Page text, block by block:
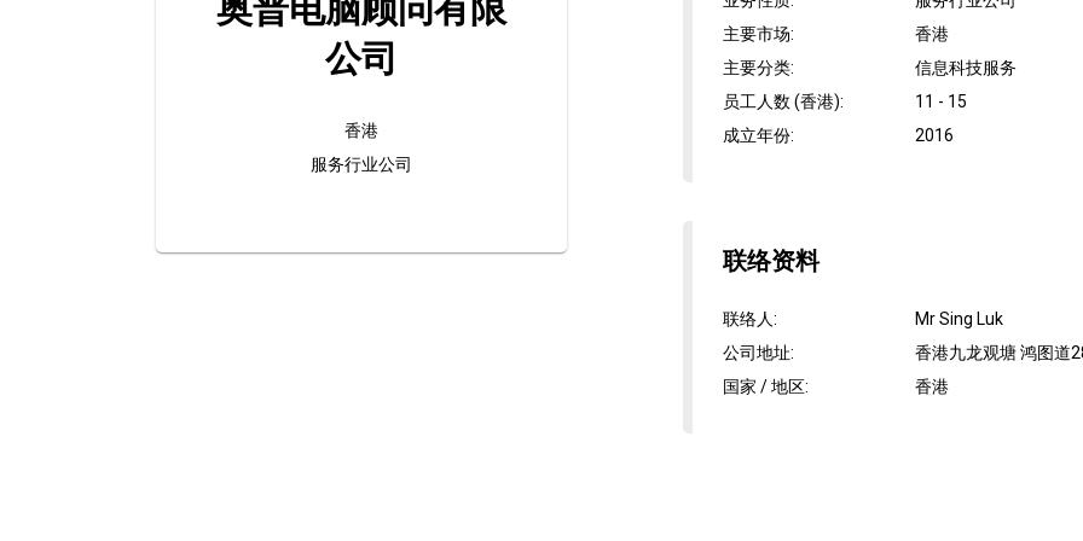
奥普电脑顾问有限
公司
香港
服务行业公司
主要市场:
香港
主要分类:
信息科技服务
员工人数 (香港):
11 - 15
成立年份: 2016
联络资料
联络人:
Mr Sing Luk
公司地址:
香港九龙观塘 鸿图道
国家 / 地区: 香港